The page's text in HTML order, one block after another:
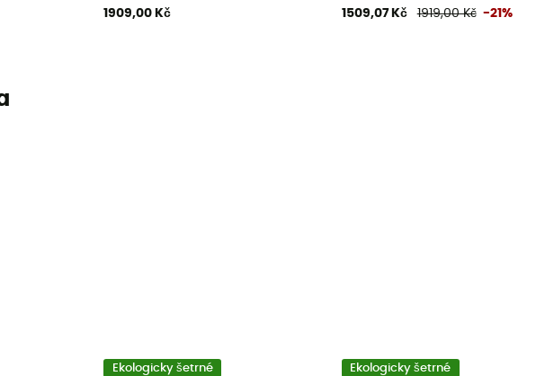
1909,00 Kč 1509,07 Kč 1919,00 Kč -21%
Ekologicky šetrné Ekologicky šetrné